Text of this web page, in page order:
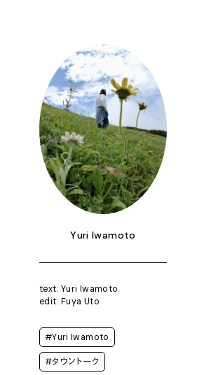
Yuri Iwamoto
text: Yuri Iwamoto
edit: Fuya Uto
#Yuri Iwamoto
#タウントーク